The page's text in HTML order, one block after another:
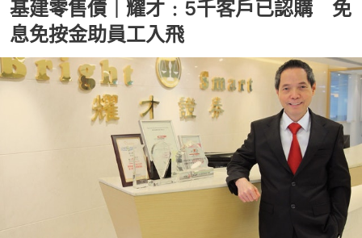
基建零售債｜耀才﹕5千客戶已認購 免
息免按金助員工入飛